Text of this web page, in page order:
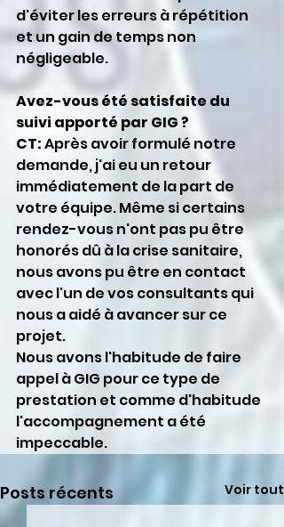
d'éviter les erreurs à répétition
et un gain de temps non
négligeable.
Avez-vous été satisfaite du
suivi apporté par GIG ?
CT: Après avoir formulé notre
demande, j'ai eu un retour
immédiatement de la part de
votre équipe. Même si certains
rendez-vous n'ont pas pu être
honorés dû à la crise sanitaire,
nous avons pu être en contact
avec l'un de vos consultants qui
nous a aidé à avancer sur ce
projet.
Nous avons l'habitude de faire
appel à GIG pour ce type de
prestation et comme d'habitude
l'accompagnement a été
impeccable.
Posts récents Voir tout